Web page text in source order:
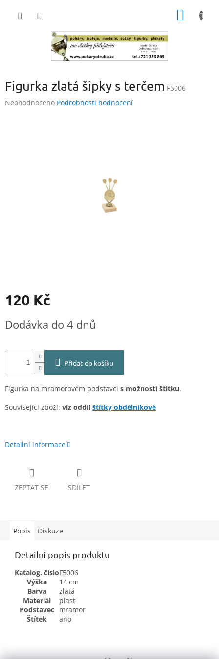
Figurka zlatá šipky s terčem F5006
Průměrné
Neohodnoceno Podrobnosti hodnocení
120 Kč
cena:
Dodávka do 4 dnů
Přidat do košíku
Figurka na mramorovém podstavci s možností štítku.
Související zboží: viz oddíl štítky obdélníkové
Detailní informace
ZEPTAT SE SDÍLET
Popis Diskuze
Detailní popis produktu
Katalog. čísloF5006
Výška
14 cm
Barva
zlatá
Materiál
plast
Podstavec mramor
Štítek
ano